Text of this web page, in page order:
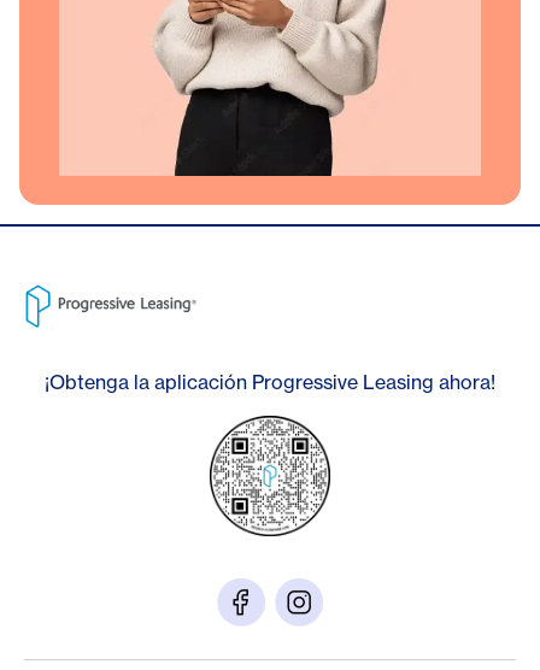
¡Obtenga la aplicación Progressive Leasing ahora!